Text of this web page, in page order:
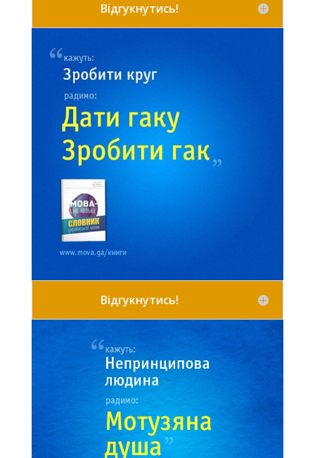
Відгукнутись!
Відгукнутись!